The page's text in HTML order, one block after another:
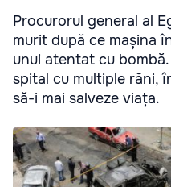
Procurorul general al
murit după ce mașina
unui atentat cu
spital cu multiple răni,
să-i mai salveze viața.